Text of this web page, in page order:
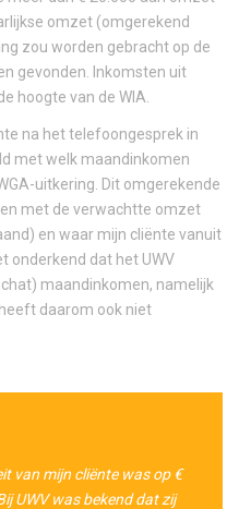
omzet (omgerekend
zou worden gebracht op de
gevonden. Inkomsten uit
hoogte van de WIA.
na het telefoongesprek in
met welk maandinkomen
uitkering. Dit omgerekende
met de verwachtte omzet
en waar mijn cliënte vanuit
onderkend dat het UWV
maandinkomen, namelijk
daarom ook niet
van mijn cliënte was op €
UWV was bekend dat zij